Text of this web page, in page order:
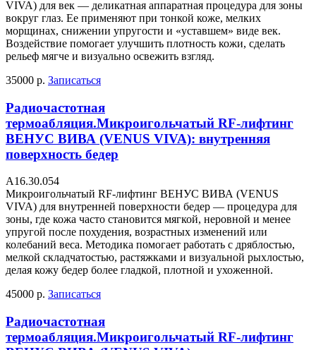
VIVA) для век — деликатная аппаратная процедура для зоны
вокруг глаз. Ее применяют при тонкой коже, мелких
морщинах, снижении упругости и «уставшем» виде век.
Воздействие помогает улучшить плотность кожи, сделать
рельеф мягче и визуально освежить взгляд.
35000 р. Записаться
Радиочастотная
термоабляция.Микроигольчатый RF-лифтинг
ВЕНУС ВИВА (VENUS VIVA): внутренняя
поверхность бедер
А16.30.054
Микроигольчатый RF-лифтинг ВЕНУС ВИВА (VENUS
VIVA) для внутренней поверхности бедер — процедура для
зоны, где кожа часто становится мягкой, неровной и менее
упругой после похудения, возрастных изменений или
колебаний веса. Методика помогает работать с дряблостью,
мелкой складчатостью, растяжками и визуальной рыхлостью,
делая кожу бедер более гладкой, плотной и ухоженной.
45000 р. Записаться
Радиочастотная
термоабляция.Микроигольчатый RF-лифтинг